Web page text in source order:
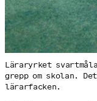
Läraryrket
grepp om skolan.
lärarfacken.